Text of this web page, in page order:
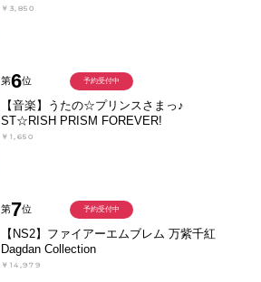
￥3,850
第6位
【音楽】うたの☆プリンスさまっ♪
ST☆RISH PRISM FOREVER!
￥1,650
予約受付中
第7位
【NS2】ファイアーエムブレム 万紫千紅
Dagdan Collection
￥14,979
予約受付中